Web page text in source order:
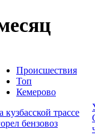
Происшествия
Топ
Кемерово
кузбасской трассе
бензовоз